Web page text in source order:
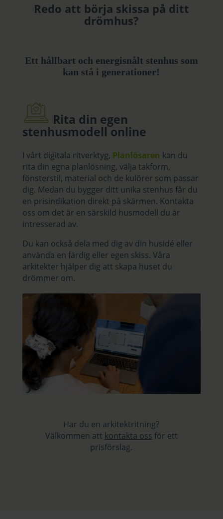
Redo att börja skissa på ditt
drömhus?
Ett hållbart och energisnålt stenhus som
kan stå i generationer!
Rita din egen
stenhusmodell online
I vårt digitala ritverktyg, Planlösaren kan du
rita din egna planlösning, välja takform,
fönsterstil, material och de kulörer som passar
dig. Medan du bygger ditt unika stenhus får du
en prisindikation direkt på skärmen. Kontakta
oss om det är en särskild husmodell du är
intresserad av.
Du kan också dela med dig av din husidé eller
använda en färdig eller egen skiss. Våra
arkitekter hjälper dig att skapa huset du
drömmer om.
Har du en arkitektritning?
Välkommen att kontakta oss för ett
prisförslag.